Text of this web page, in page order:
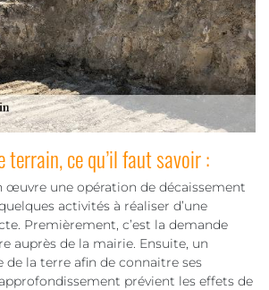
terrain, ce qu’il faut savoir :
œuvre une opération de décaissement
activités à réaliser d’une
Premièrement, c’est la demande
auprès de la mairie. Ensuite, un
la terre afin de connaitre ses
prévient les effets de